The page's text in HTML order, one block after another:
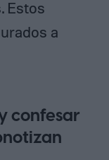
Estos
a
confesar